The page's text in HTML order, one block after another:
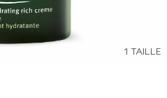
1 TAILLE